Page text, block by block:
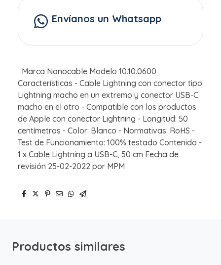
Envíanos un Whatsapp
Marca Nanocable Modelo 10.10.0600
Características - Cable Lightning con conector tipo
Lightning macho en un extremo y conector USB-C
macho en el otro - Compatible con los productos
de Apple con conector Lightning - Longitud: 50
centímetros - Color: Blanco - Normativas: RoHS -
Test de Funcionamiento: 100% testado Contenido -
1 x Cable Lightning a USB-C, 50 cm Fecha de
revisión 25-02-2022 por MPM
Productos similares